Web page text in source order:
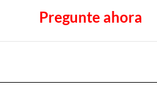
Pregunte ahora